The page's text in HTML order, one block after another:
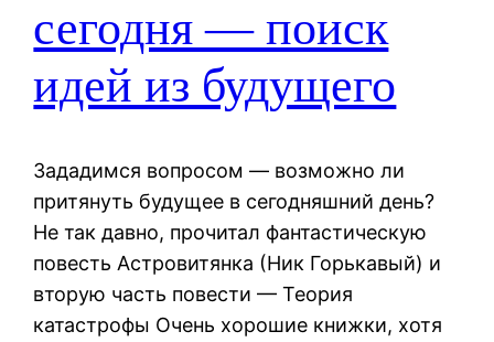
сегодня — поиск
идей из будущего
Зададимся вопросом — возможно ли
притянуть будущее в сегодняшний день?
Не так давно, прочитал фантастическую
повесть Астровитянка (Ник Горькавый) и
вторую часть повести — Теория
катастрофы Очень хорошие книжки, хотя